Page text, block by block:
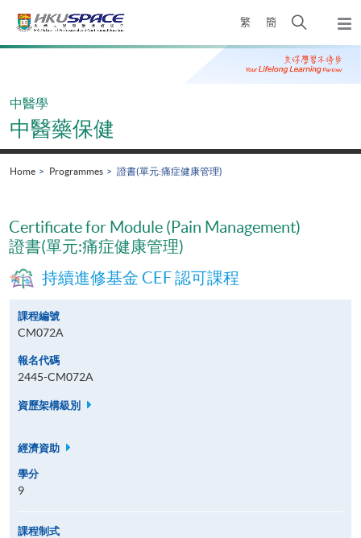
繁 簡
Open
search
panel
Main
中醫學
中醫藥保健
Home Programmes 證書(單元:痛症健康管理)
Certificate for Module (Pain Management)
證書(單元:痛症健康管理)
持續進修基金 CEF 認可課程
課程編號
CM072A
報名代碼
2445-CM072A
資歷架構級別
經濟資助
學分
9
課程制式